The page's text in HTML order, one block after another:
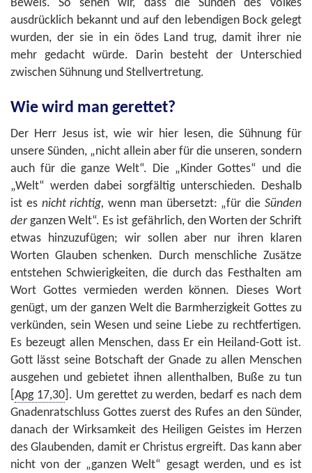
Beweis. So sehen wir, dass die Sünden des Volkes
ausdrücklich bekannt und auf den lebendigen Bock gelegt
wurden, der sie in ein ödes Land trug, damit ihrer nie
mehr gedacht würde. Darin besteht der Unterschied
zwischen Sühnung und Stellvertretung.
Wie wird man gerettet?
Der Herr Jesus ist, wie wir hier lesen, die Sühnung für
unsere Sünden, „nicht allein aber für die unseren, sondern
auch für die ganze Welt“. Die „Kinder Gottes“ und die
„Welt“ werden dabei sorgfältig unterschieden. Deshalb
ist es nicht richtig, wenn man übersetzt: „für dieSünden
derganzen Welt“. Es ist gefährlich, den Worten der Schrift
etwas hinzuzufügen; wir sollen aber nur ihren klaren
Worten Glauben schenken. Durch menschliche Zusätze
entstehen Schwierigkeiten, die durch das Festhalten am
Wort Gottes vermieden werden können. Dieses Wort
genügt, um der ganzen Welt die Barmherzigkeit Gottes zu
verkünden, sein Wesen und seine Liebe zu rechtfertigen.
Es bezeugt allen Menschen, dass Er ein Heiland-Gott ist.
Gott lässt seine Botschaft der Gnade zu allen Menschen
ausgehen und gebietet ihnen allenthalben, Buße zu tun
Apg 17,30]. Um gerettet zu werden, bedarf es nach dem
Gnadenratschluss Gottes zuerst des Rufes an den Sünder,
danach der Wirksamkeit des Heiligen Geistes im Herzen
des Glaubenden, damit er Christus ergreift. Das kann aber
nicht von der „ganzen Welt“ gesagt werden, und es ist